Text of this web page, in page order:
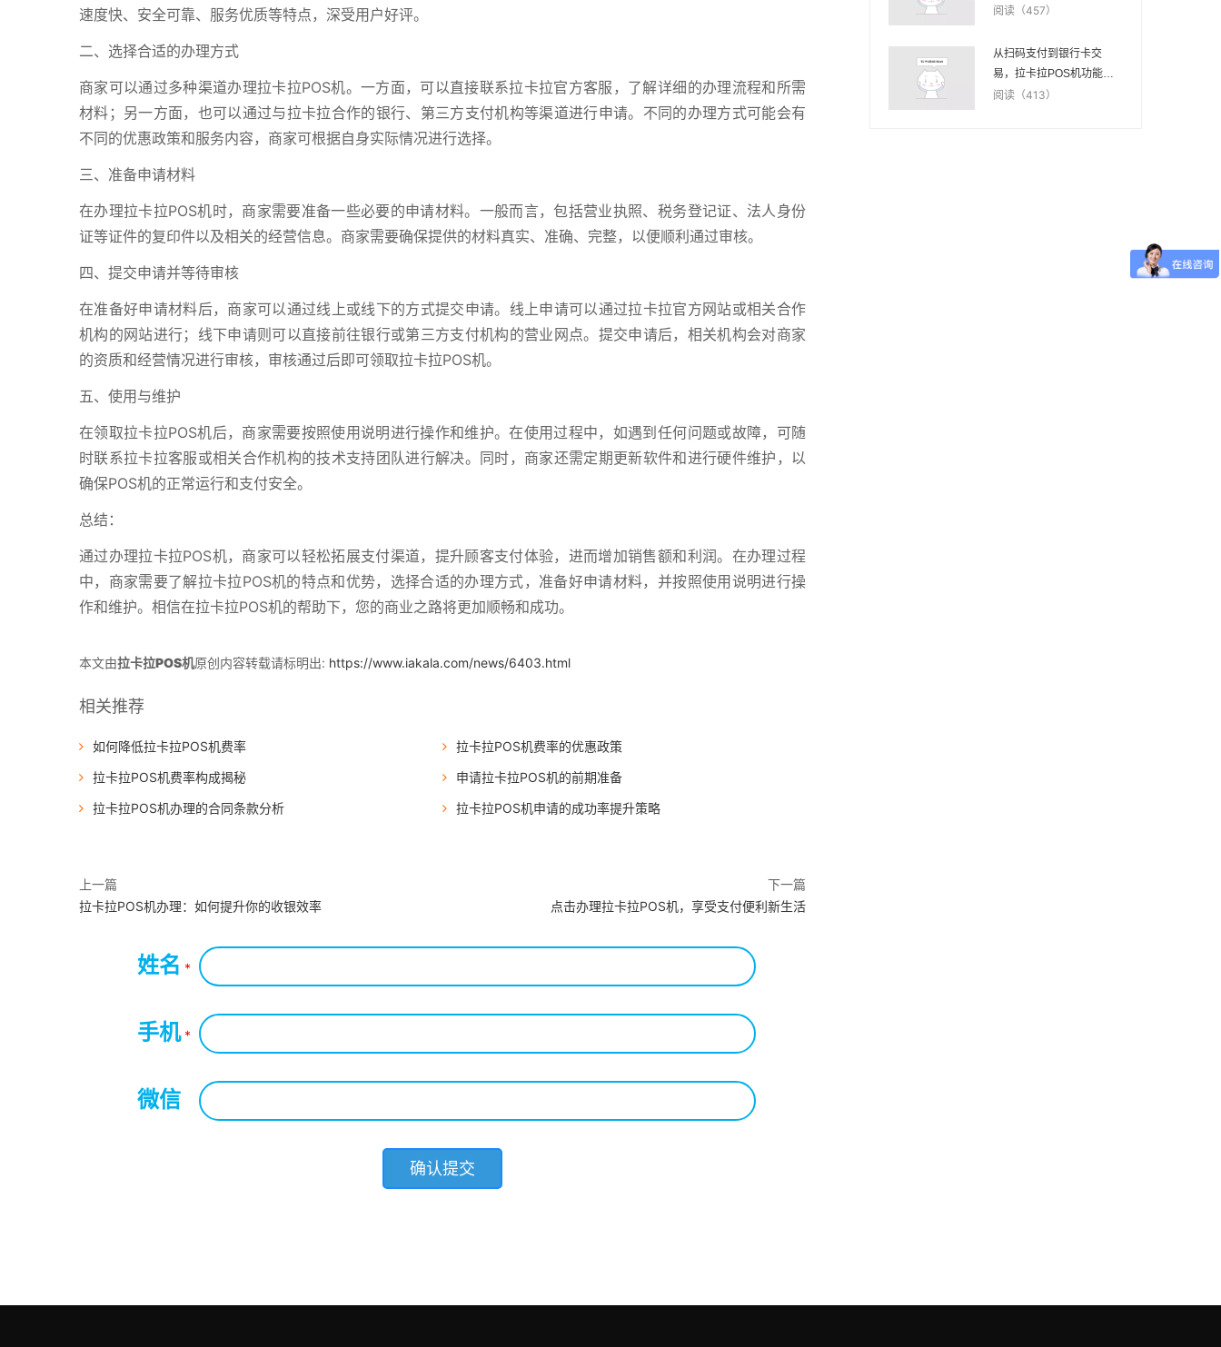
速度快、安全可靠、服务优质等特点，深受用户好评。
二、选择合适的办理方式
商家可以通过多种渠道办理拉卡拉POS机。一方面，可以直接联系拉卡拉官方客服，了解详细的办理流程和所需
材料；另一方面，也可以通过与拉卡拉合作的银行、第三方支付机构等渠道进行申请。不同的办理方式可能会有
不同的优惠政策和服务内容，商家可根据自身实际情况进行选择。
三、准备申请材料
在办理拉卡拉POS机时，商家需要准备一些必要的申请材料。一般而言，包括营业执照、税务登记证、法人身份
证等证件的复印件以及相关的经营信息。商家需要确保提供的材料真实、准确、完整，以便顺利通过审核。
四、提交申请并等待审核
在准备好申请材料后，商家可以通过线上或线下的方式提交申请。线上申请可以通过拉卡拉官方网站或相关合作
机构的网站进行；线下申请则可以直接前往银行或第三方支付机构的营业网点。提交申请后，相关机构会对商家
的资质和经营情况进行审核，审核通过后即可领取拉卡拉POS机。
五、使用与维护
在领取拉卡拉POS机后，商家需要按照使用说明进行操作和维护。在使用过程中，如遇到任何问题或故障，可随
时联系拉卡拉客服或相关合作机构的技术支持团队进行解决。同时，商家还需定期更新软件和进行硬件维护，以
确保POS机的正常运行和支付安全。
总结：
通过办理拉卡拉POS机，商家可以轻松拓展支付渠道，提升顾客支付体验，进而增加销售额和利润。在办理过程
中，商家需要了解拉卡拉POS机的特点和优势，选择合适的办理方式，准备好申请材料，并按照使用说明进行操
作和维护。相信在拉卡拉POS机的帮助下，您的商业之路将更加顺畅和成功。
本文由拉卡拉POS机原创内容转载请标明出: https://www.iakala.com/news/6403.html
相关推荐
如何降低拉卡拉POS机费率
拉卡拉POS机费率的优惠政策
拉卡拉POS机费率构成揭秘
申请拉卡拉POS机的前期准备
拉卡拉POS机办理的合同条款分析
拉卡拉POS机申请的成功率提升策略
上一篇
拉卡拉POS机办理：如何提升你的收银效率
下一篇
点击办理拉卡拉POS机，享受支付便利新生活
姓名 *
手机*
微信
阅读（457）
从扫码支付到银行卡交
易，拉卡拉POS机功能一
网打尽
阅读（413）